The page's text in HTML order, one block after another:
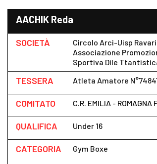
AACHIK Reda
SOCIETÀ
Circolo Arci-Uisp
Associazione
Sportiva Dile
TESSERA Atleta Amatore
COMITATO C.R. EMILIA - ROMAGNA
QUALIFICA Under 16
CATEGORIA Gym Boxe